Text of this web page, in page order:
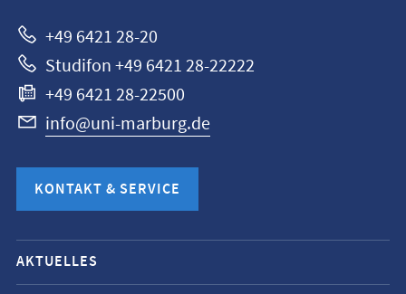
+49 6421 28-20
Studifon +49 6421 28-22222
+49 6421 28-22500
info@uni-marburg.de
KONTAKT & SERVICE
Mobile-
Service-
AKTUELLES